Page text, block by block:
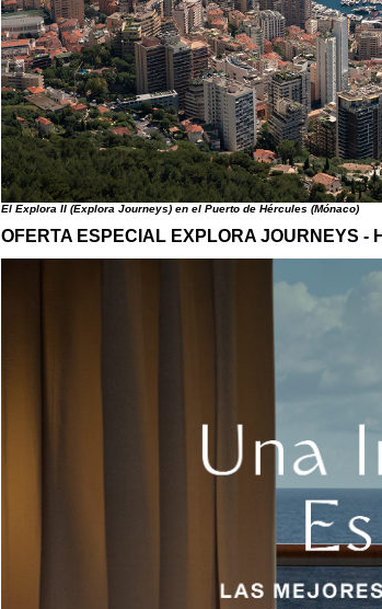
El Explora II (Explora Journeys) en el Puerto de Hércules (Mónaco)
OFERTA ESPECIAL EXPLORA JOURNEYS -